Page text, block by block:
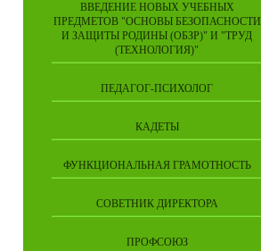
ВВЕДЕНИЕ НОВЫХ УЧЕБНЫХ
ПРЕДМЕТОВ "ОСНОВЫ БЕЗОПАСНОСТИ
И ЗАЩИТЫ РОДИНЫ (ОБЗР)" И "ТРУД
(ТЕХНОЛОГИЯ)"
ПЕДАГОГ-ПСИХОЛОГ
КАДЕТЫ
ФУНКЦИОНАЛЬНАЯ ГРАМОТНОСТЬ
СОВЕТНИК ДИРЕКТОРА
ПРОФСОЮЗ